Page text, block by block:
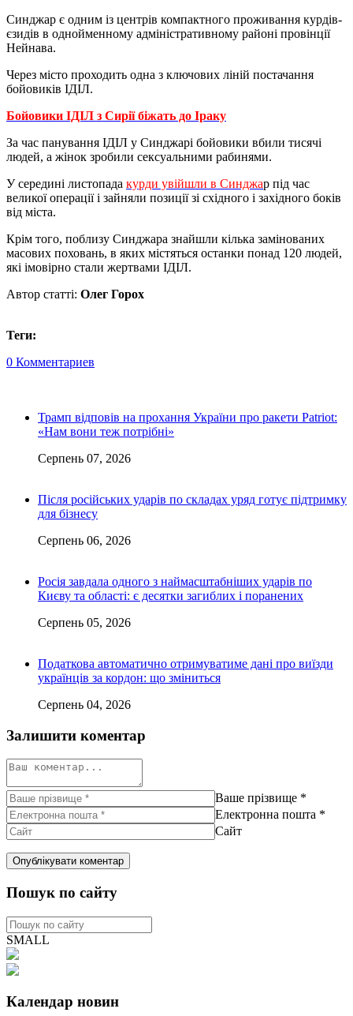
Синджар є одним із центрів компактного проживання курдів-
єзидів в однойменному адміністративному районі провінції
Нейнава.
Через місто проходить одна з ключових ліній постачання
бойовиків ІДІЛ.
Бойовики ІДІЛ з Сирії біжать до Іраку
За час панування ІДІЛ у Синджарі бойовики вбили тисячі
людей, а жінок зробили сексуальними рабинями.
У середині листопада курди увійшли в Синджар під час
великої операції і зайняли позиції зі східного і західного боків
від міста.
Крім того, поблизу Синджара знайшли кілька замінованих
масових поховань, в яких містяться останки понад 120 людей,
які імовірно стали жертвами ІДІЛ.
Автор статті: Олег Горох
Теги:
0 Комментариев
Трамп відповів на прохання України про ракети Patriot:
«Нам вони теж потрібні»
Серпень 07, 2026
Після російських ударів по складах уряд готує підтримку
для бізнесу
Серпень 06, 2026
Росія завдала одного з наймасштабніших ударів по
Києву та області: є десятки загиблих і поранених
Серпень 05, 2026
Податкова автоматично отримуватиме дані про виїзди
українців за кордон: що зміниться
Серпень 04, 2026
Залишити коментар
Ваше прізвище *
Електронна пошта *
Сайт
Пошук по сайту
SMALL
Календар новин